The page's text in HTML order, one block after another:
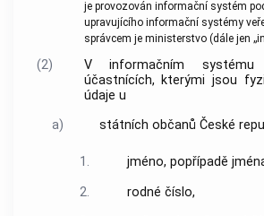
je provozován informační systém
upravujícího informační systémy
správcem je ministerstvo (dále jen
(2)
V informačním
účastnících, kterými jsou
údaje u
a)
státních občanů České
1.
jméno, popřípadě
2.
rodné číslo,